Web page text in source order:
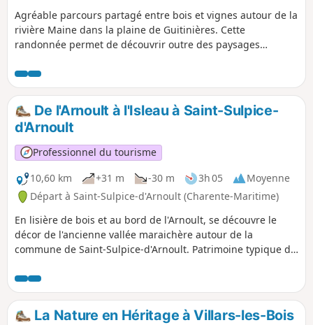
Agréable parcours partagé entre bois et vignes autour de la
rivière Maine dans la plaine de Guitinières. Cette
randonnée permet de découvrir outre des paysages
et plusieurs moulins.
De l'Arnoult à l'Isleau à Saint-Sulpice-
d'Arnoult
Professionnel du tourisme
10,60 km
+31 m -30 m 3h 05
Moyenne
Départ à Saint-Sulpice-d'Arnoult (Charente-Maritime)
En lisière de bois et au bord de l'Arnoult, se découvre le
décor de l'ancienne vallée maraichère autour de la
commune de Saint-Sulpice-d'Arnoult. Patrimoine typique de
XIIIe siècle agrémentent un parcours ressourçant et
naturel.
La Nature en Héritage à Villars-les-Bois